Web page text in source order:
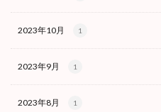
2023年10月 1
2023年9月 1
2023年8月 1